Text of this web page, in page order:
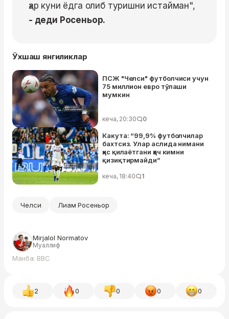
ҳар куни ёдга олиб туришни истайман",
- деди Росеньор.
Ўхшаш янгиликлар
ПСЖ "Челси" футболчиси учун
75 миллион евро тўлаши
мумкин
кеча, 20:30 0
Какута: “99,9% футболчилар
бахтсиз. Улар аслида нимани
ҳис қилаётгани ҳеч кимни
қизиқтирмайди”
кеча, 18:40 1
Челси Лиам Росеньор
Mirjalol Normatov
Муаллиф
Манба: BBC
2 0 0 0 0